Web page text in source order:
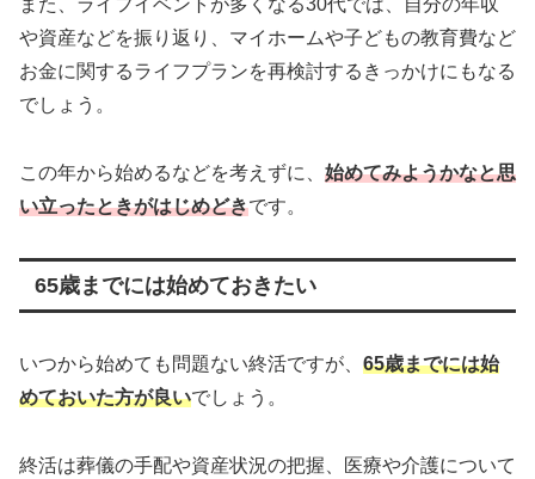
また、ライフイベントが多くなる30代では、自分の年収
や資産などを振り返り、マイホームや子どもの教育費など
お金に関するライフプランを再検討するきっかけにもなる
でしょう。
この年から始めるなどを考えずに、 始めてみようかなと思
い立ったときがはじめどきです。
65歳までには始めておきたい
いつから始めても問題ない終活ですが、 65歳までには始
めておいた方が良いでしょう。
終活は葬儀の手配や資産状況の把握、医療や介護について